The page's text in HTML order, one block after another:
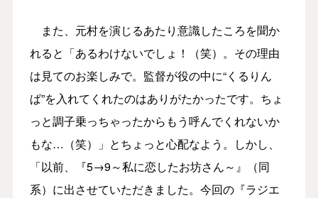
また、元村を演じるあたり意識したころを聞か
れると「あるわけないでしょ！（笑）。その理由
は見てのお楽しみで。監督が役の中に“くるりん
ぱ”を入れてくれたのはありがたかったです。ちょ
っと調子乗っちゃったからもう呼んでくれないか
もな…（笑）」とちょっと心配なよう。しかし、
「以前、『5→9～私に恋したお坊さん～』（同
系）に出させていただきました。今回の『ラジエ